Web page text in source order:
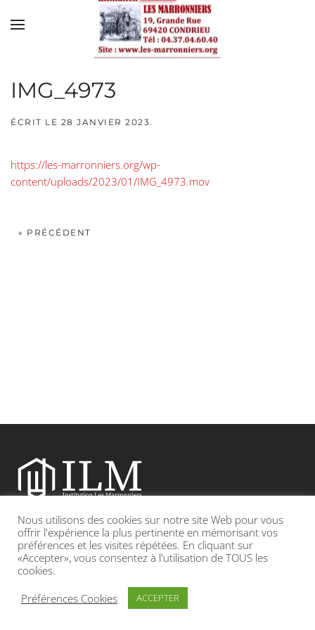
Skip to main content
IMG_4973
ÉCRIT LE 28 JANVIER 2023.
https://les-marronniers.org/wp-
content/uploads/2023/01/IMG_4973.mov
« PRÉCÉDENT
Etablissement catholique sous contrat d’association avec l’Etat
Adresse : 19, Grande rue 69420 CONDRIEU
INFOS LÉGALES POLITIQUE DE CONFIDENTIALITÉ
Nous utilisons des cookies sur notre site Web pour vous
offrir l'expérience la plus pertinente en mémorisant vos
préférences et les visites répétées. En cliquant sur
«Accepter», vous consentez à l'utilisation de TOUS les
cookies.
Préférences Cookies
ACCEPTER